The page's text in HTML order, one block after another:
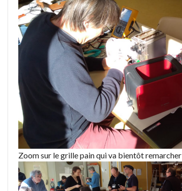
Zoom sur le grille pain qui va bientôt remarcher